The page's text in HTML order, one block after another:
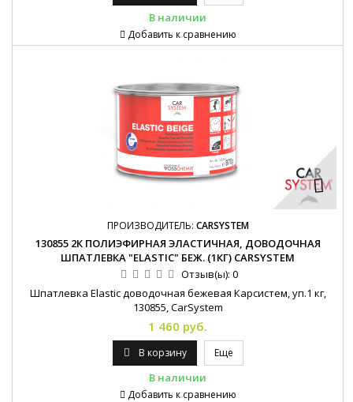
В наличии
Добавить к сравнению
ПРОИЗВОДИТЕЛЬ: CARSYSTEM
130855 2К ПОЛИЭФИРНАЯ ЭЛАСТИЧНАЯ, ДОВОДОЧНАЯ
ШПАТЛЕВКА "ELASTIC" БЕЖ. (1КГ) CARSYSTEM
Отзыв(ы): 0
Шпатлевка Elastic доводочная бежевая Карсистем, уп.1 кг,
130855, CarSystem
1 460 руб.
В корзину Еще
В наличии
Добавить к сравнению